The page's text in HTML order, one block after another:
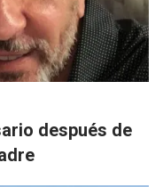
después de